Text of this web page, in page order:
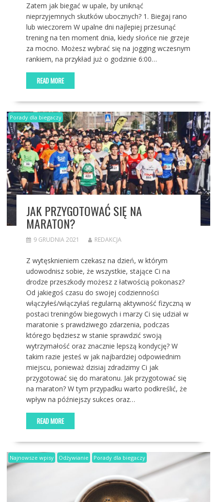
Zatem jak biegać w upale, by uniknąć
nieprzyjemnych skutków ubocznych? 1. Biegaj rano
lub wieczorem W upalne dni najlepiej przesunąć
trening na ten moment dnia, kiedy słońce nie grzeje
za mocno. Możesz wybrać się na jogging wczesnym
rankiem, na przykład już o godzinie 6:00…
READ MORE
Porady dla biegaczy
JAK PRZYGOTOWAĆ SIĘ NA
MARATON?
9 GRUDNIA 2021 REDAKCJA
Z wytęsknieniem czekasz na dzień, w którym
udowodnisz sobie, że wszystkie, stające Ci na
drodze przeszkody możesz z łatwością pokonasz?
Od jakiegoś czasu do swojej codzienności
włączyłeś/włączyłaś regularną aktywność fizyczną w
postaci treningów biegowych i marzy Ci się udział w
maratonie s prawdziwego zdarzenia, podczas
którego będziesz w stanie sprawdzić swoją
wytrzymałość oraz znacznie lepszą kondycję? W
takim razie jesteś w jak najbardziej odpowiednim
miejscu, ponieważ dzisiaj zdradzimy Ci jak
przygotować się do maratonu. Jak przygotować się
na maraton? W tym przypadku warto podkreślić, że
wpływ na późniejszy sukces oraz…
READ MORE
Najnowsze wpisy Odżywianie Porady dla biegaczy